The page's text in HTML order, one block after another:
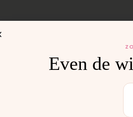
dan monteren wij het
20 minuten weer buiten.
Even de